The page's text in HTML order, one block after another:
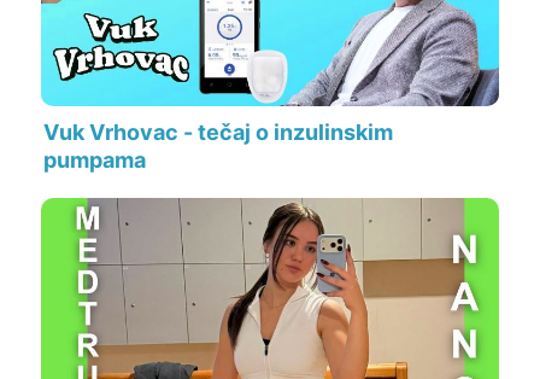
Vuk Vrhovac - tečaj o inzulinskim
pumpama